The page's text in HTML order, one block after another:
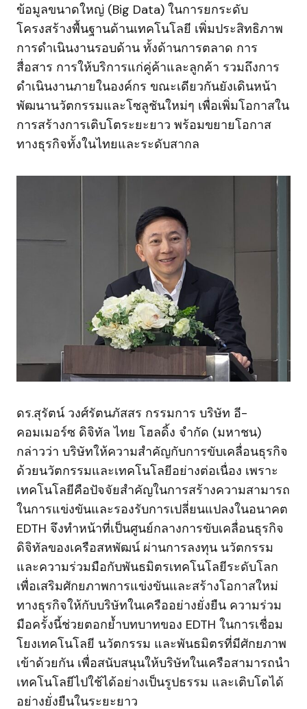
ข้อมูลขนาดใหญ่ (Big Data) ในการยกระดับ
โครงสร้างพื้นฐานด้านเทคโนโลยี เพิ่มประสิทธิภาพ
การดำเนินงานรอบด้าน ทั้งด้านการตลาด การ
สื่อสาร การให้บริการแก่คู่ค้าและลูกค้า รวมถึงการ
ดำเนินงานภายในองค์กร ขณะเดียวกันยังเดินหน้า
พัฒนานวัตกรรมและโซลูชันใหม่ๆ เพื่อเพิ่มโอกาสใน
การสร้างการเติบโตระยะยาว พร้อมขยายโอกาส
ทางธุรกิจทั้งในไทยและระดับสากล
ดร.สุรัตน์ วงศ์รัตนภัสสร กรรมการ บริษัท อี-
คอมเมอร์ซ ดิจิทัล ไทย โฮลดิ้ง จำกัด (มหาชน)
กล่าวว่า บริษัทให้ความสำคัญกับการขับเคลื่อนธุรกิจ
ด้วยนวัตกรรมและเทคโนโลยีอย่างต่อเนื่อง เพราะ
เทคโนโลยีคือปัจจัยสำคัญในการสร้างความสามารถ
ในการแข่งขันและรองรับการเปลี่ยนแปลงในอนาคต
EDTH จึงทำหน้าที่เป็นศูนย์กลางการขับเคลื่อนธุรกิจ
ดิจิทัลของเครือสหพัฒน์ ผ่านการลงทุน นวัตกรรม
และความร่วมมือกับพันธมิตรเทคโนโลยีระดับโลก
เพื่อเสริมศักยภาพการแข่งขันและสร้างโอกาสใหม่
ทางธุรกิจให้กับบริษัทในเครืออย่างยั่งยืน ความร่วม
มือครั้งนี้ช่วยตอกย้ำบทบาทของ EDTH ในการเชื่อม
โยงเทคโนโลยี นวัตกรรม และพันธมิตรที่มีศักยภาพ
เข้าด้วยกัน เพื่อสนับสนุนให้บริษัทในเครือสามารถนำ
เทคโนโลยีไปใช้ได้อย่างเป็นรูปธรรม และเติบโตได้
อย่างยั่งยืนในระยะยาว